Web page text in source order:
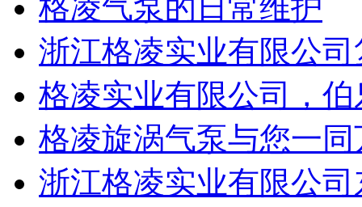
格凌气泵的日常维护
浙江格凌实业有限公司
格凌实业有限公司，
格凌旋涡气泵与您一
浙江格凌实业有限公